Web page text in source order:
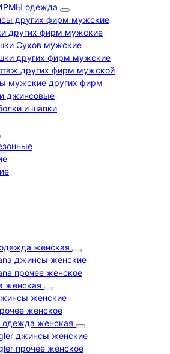
одежда
других фирм мужские
других фирм мужские
Сухов мужские
других фирм мужские
других фирм мужской
мужские других фирм
джинсовые
и шапки
женская
джинсы женские
прочее женское
женская
женские
женское
одежда женская
джинсы женские
прочее женское